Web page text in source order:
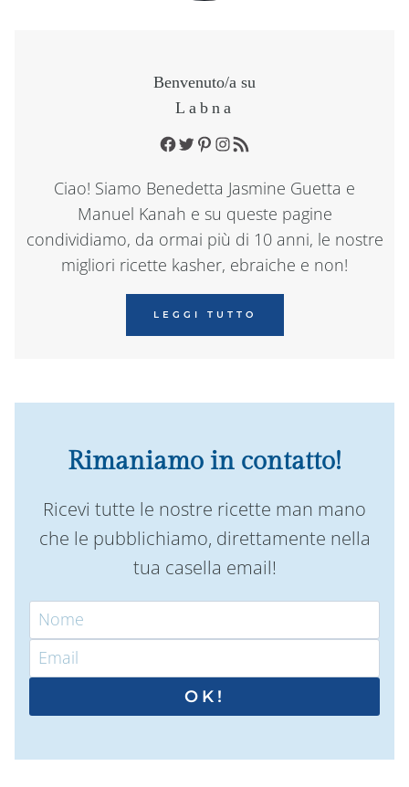
Benvenuto/a su
Labna
Facebook
TwitterPinterest
Instagram
RSS Feed
Ciao! Siamo Benedetta Jasmine Guetta e
Manuel Kanah e su queste pagine
condividiamo, da ormai più di 10 anni, le nostre
migliori ricette kasher, ebraiche e non!
LEGGI TUTTO
Rimaniamo in contatto!
Ricevi tutte le nostre ricette man mano
che le pubblichiamo, direttamente nella
tua casella email!
OK!